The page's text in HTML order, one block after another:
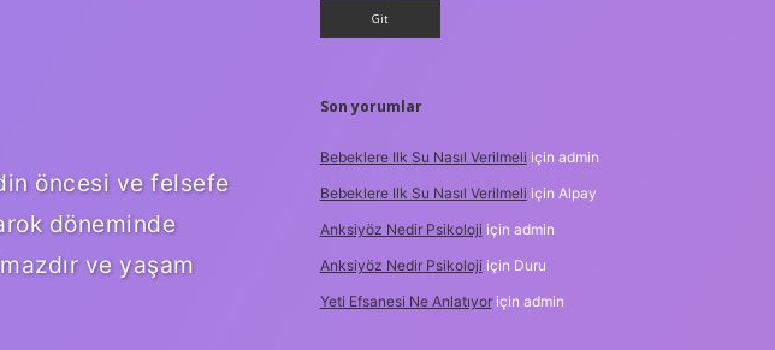
öncesi ve felsefe
döneminde
ve yaşam
Son yorumlar
Bebeklere Ilk Su Nasıl Verilmeli için admin
Bebeklere Ilk Su Nasıl Verilmeli için Alpay
Anksiyöz Nedir Psikoloji için admin
Anksiyöz Nedir Psikoloji için Duru
Yeti Efsanesi Ne Anlatıyoriçin admin